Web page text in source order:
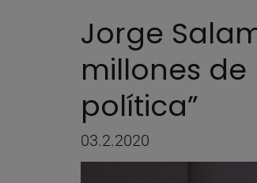
Jorge
millones
política”
03.2.2020